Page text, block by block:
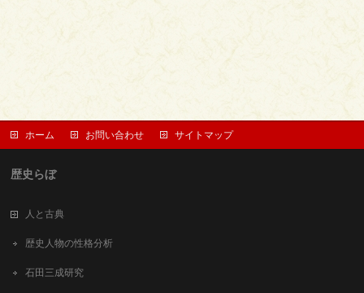
ホーム お問い合わせ サイトマップ
歴史らぼ
人と古典
歴史人物の性格分析
石田三成研究